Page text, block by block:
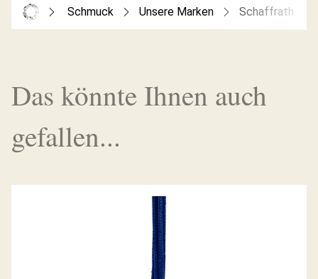
Schmuck Unsere Marken Schaffrath
Das könnte Ihnen auch
gefallen...
ARMBAND COLORTAIRE